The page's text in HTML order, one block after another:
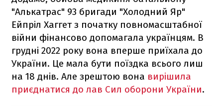
"Алькатрас" 93 бригади "Холодний Яр"
Ейпріл Хаггет з початку повномасштабної
війни фінансово допомагала українцям. В
грудні 2022 року вона вперше приїхала до
України. Це мала бути поїздка всього лиш
на 18 днів. Але зрештою вона вирішила
приєднатися до лав Сил оборони України.